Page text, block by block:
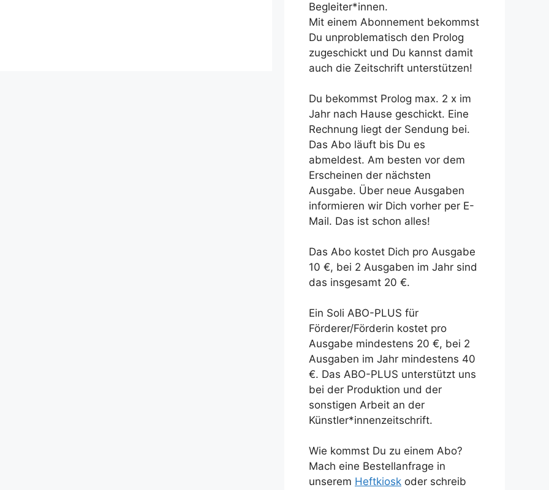
Begleiter*innen.
Mit einem Abonnement bekommst
Du unproblematisch den Prolog
zugeschickt und Du kannst damit
auch die Zeitschrift unterstützen!
Du bekommst Prolog max. 2 x im
Jahr nach Hause geschickt. Eine
Rechnung liegt der Sendung bei.
Das Abo läuft bis Du es
abmeldest. Am besten vor dem
Erscheinen der nächsten
Ausgabe. Über neue Ausgaben
informieren wir Dich vorher per E-
Mail. Das ist schon alles!
Das Abo kostet Dich pro Ausgabe
10 €, bei 2 Ausgaben im Jahr sind
das insgesamt 20 €.
Ein Soli ABO-PLUS für
Förderer/Förderin kostet pro
Ausgabe mindestens 20 €, bei 2
Ausgaben im Jahr mindestens 40
€. Das ABO-PLUS unterstützt uns
bei der Produktion und der
sonstigen Arbeit an der
Künstler*innenzeitschrift.
Wie kommst Du zu einem Abo?
Mach eine Bestellanfrage in
unserem Heftkiosk oder schreib